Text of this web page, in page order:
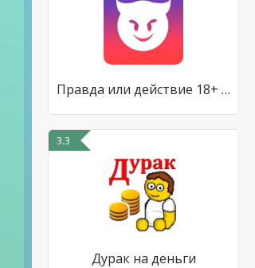
Правда или действие 18+ & 21+
3.3
Дурак на деньги